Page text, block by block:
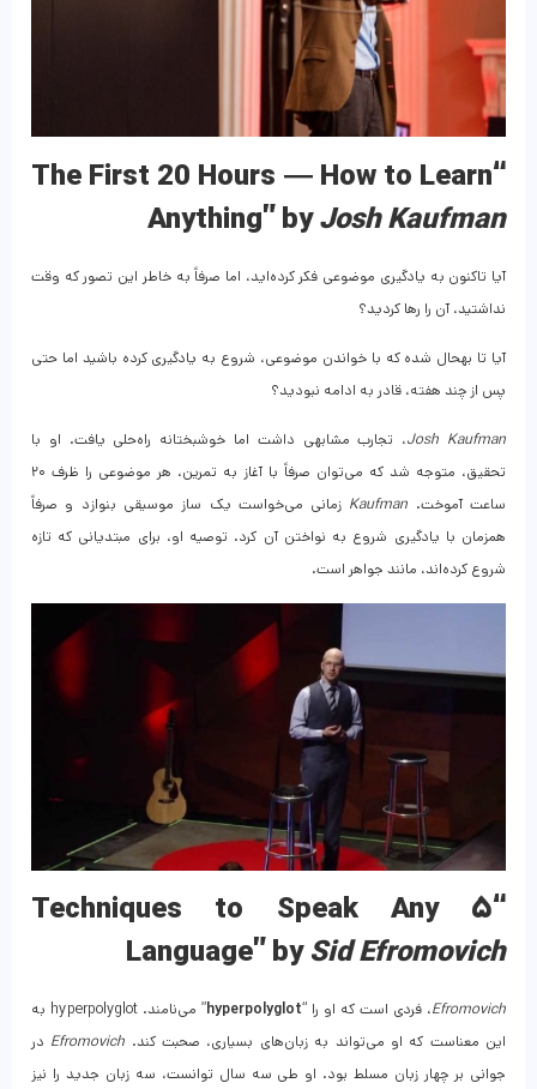
“The First 20 Hours — How to Learn
Anything” byJosh Kaufman
آیا تاکنون به یادگیری موضوعی فکر کرده‌اید، اما صرفاً به خاطر این تصور که وقت
نداشتید، آن را رها کردید؟
آیا تا به­حال شده که با خواندن موضوعی، شروع به یادگیری کرده باشید اما حتی
پس از چند هفته، قادر به ادامه نبودید؟
Josh Kaufman، تجارب مشابهی داشت اما خوشبختانه راه‌حلی یافت. او با
تحقیق، متوجه شد که می‌توان صرفاً با آغاز به تمرین، هر موضوعی را ظرف ۲۰
ساعت آموخت. Kaufman زمانی می‌خواست یک ساز موسیقی بنوازد و صرفاً
همزمان با یادگیری شروع به نواختن آن کرد. توصیه او، برای مبتدیانی که تازه
شروع کرده‌اند، مانند جواهر است.
“۵ Techniques to Speak Any
Language” bySid Efromovich
Efromovich، فردی است که او را “hyperpolyglot
” می‌نامند. hyperpolyglot به
این معناست که او می‌تواند به زبان‌های بسیاری، صحبت کند. Efromovich در
جوانی بر چهار زبان مسلط بود. او طی سه سال توانست، سه زبان جدید را نیز